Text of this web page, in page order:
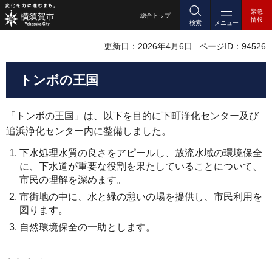
総合 トップ
検索
メニュー
緊急
情報
更新日：2026年4月6日 ページID：94526
トンボの王国
「トンボの王国」は、以下を目的に下町浄化センター及び
追浜浄化センター内に整備しました。
下水処理水質の良さをアピールし、放流水域の環境保全
に、下水道が重要な役割を果たしていることについて、
市民の理解を深めます。
市街地の中に、水と緑の憩いの場を提供し、市民利用を
図ります。
自然環境保全の一助とします。